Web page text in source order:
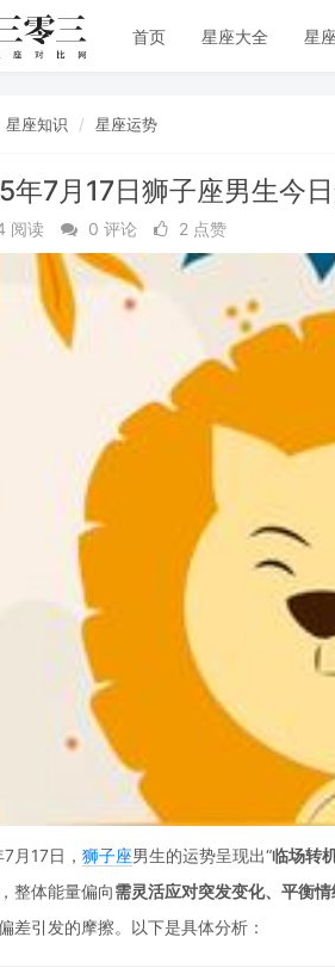
首页 星座大全 星
星座知识 星座运势
年7月17日狮子座男生今
阅读 0 评论 2 点赞
月17日， 狮子座男生的运势呈现出“临场转
，整体能量偏向需灵活应对突发变化、平衡
差引发的摩擦。以下是具体分析：